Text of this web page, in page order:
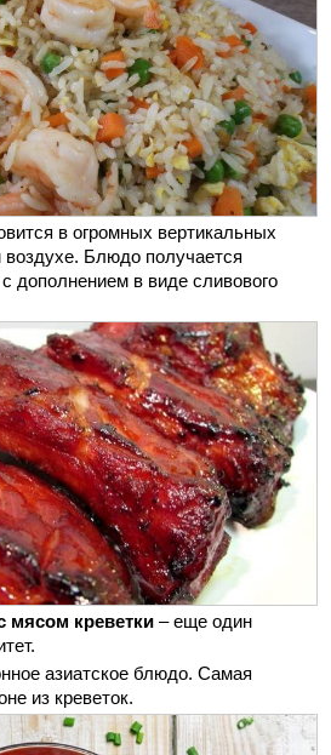
в огромных вертикальных
воздухе. Блюдо получается
дополнением в виде сливового
креветки – еще один
азиатское блюдо. Самая
из креветок.